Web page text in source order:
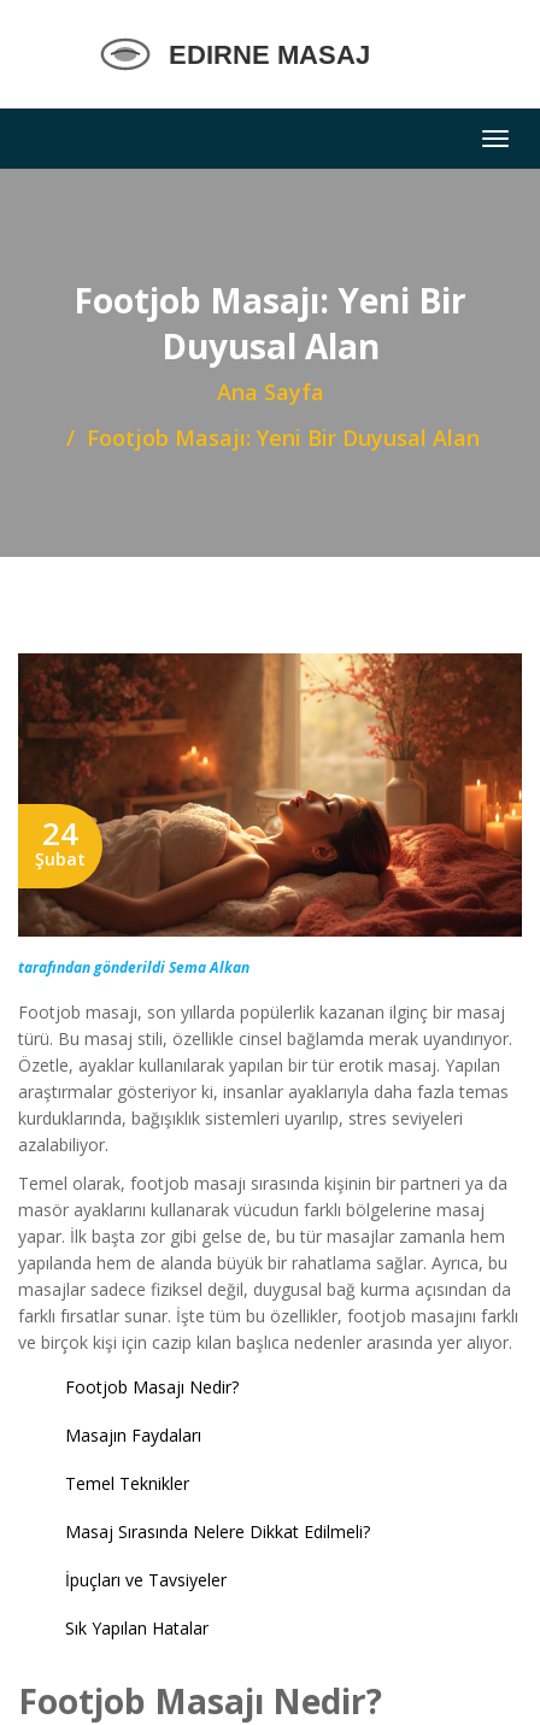
Footjob Masajı: Yeni Bir
Duyusal Alan
Ana Sayfa
Footjob Masajı: Yeni Bir Duyusal Alan
24
Şubat
tarafından gönderildi Sema Alkan
Footjob masajı, son yıllarda popülerlik kazanan ilginç bir masaj
türü. Bu masaj stili, özellikle cinsel bağlamda merak uyandırıyor.
Özetle, ayaklar kullanılarak yapılan bir tür erotik masaj. Yapılan
araştırmalar gösteriyor ki, insanlar ayaklarıyla daha fazla temas
kurduklarında, bağışıklık sistemleri uyarılıp, stres seviyeleri
azalabiliyor.
Temel olarak, footjob masajı sırasında kişinin bir partneri ya da
masör ayaklarını kullanarak vücudun farklı bölgelerine masaj
yapar. İlk başta zor gibi gelse de, bu tür masajlar zamanla hem
yapılanda hem de alanda büyük bir rahatlama sağlar. Ayrıca, bu
masajlar sadece fiziksel değil, duygusal bağ kurma açısından da
farklı fırsatlar sunar. İşte tüm bu özellikler, footjob masajını farklı
ve birçok kişi için cazip kılan başlıca nedenler arasında yer alıyor.
Footjob Masajı Nedir?
Masajın Faydaları
Temel Teknikler
Masaj Sırasında Nelere Dikkat Edilmeli?
İpuçları ve Tavsiyeler
Sık Yapılan Hatalar
Footjob Masajı Nedir?